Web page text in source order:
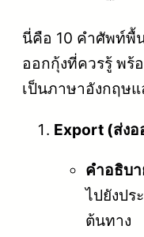
นี่คือ 10 คำศัพท์พื้
ออกกุ้งที่ควรรู้ พร้
เป็นภาษาอังกฤษ
Export (ส่งอ
คำอธิบ
ไปยังปร
ต้นทาง